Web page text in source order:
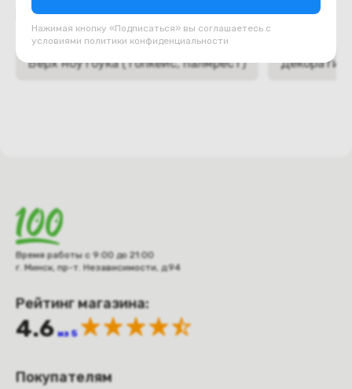
Нажимая кнопку «Подписаться» вы соглашаетесь с
условиями политики конфиденциальности
Подборки товаров в категории
Верх ноутбука (топкейс, палмрест)
Время работы с 9:00 до 21:00
г. Минск, пр-т. Независимости, д.94
Рейтинг магазина:
4.6 из 5
Покупателям